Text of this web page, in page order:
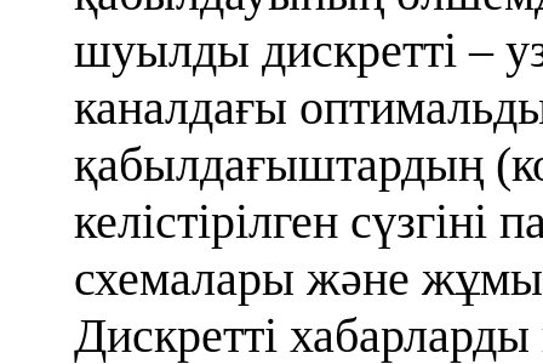
шуылды дискретті –
каналдағы
қабылдағыштардың
келістірілген
схемалары және
Дискретті